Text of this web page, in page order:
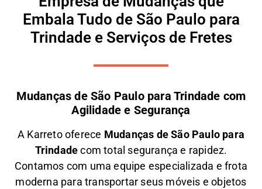
Embala Tudo de São Paulo para
Trindade e Serviços de Fretes
Mudanças de São Paulo para Trindade com
Agilidade e Segurança
A Karretooferece Mudanças de São Paulo para
Trindadecom total segurança e rapidez.
Contamos com uma equipe especializada e frota
moderna para transportar seus móveis e objetos